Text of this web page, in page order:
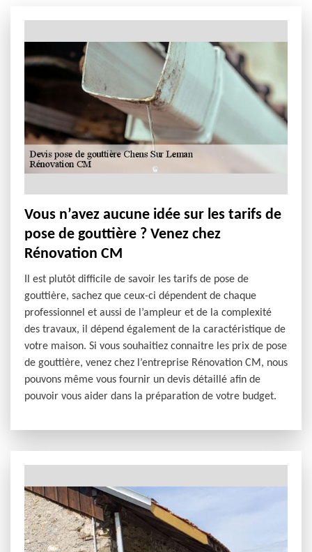
Vous n’avez aucune idée sur les tarifs de
pose de gouttière ? Venez chez
Rénovation CM
Il est plutôt difficile de savoir les tarifs de pose de
gouttière, sachez que ceux-ci dépendent de chaque
professionnel et aussi de l’ampleur et de la complexité
des travaux, il dépend également de la caractéristique de
votre maison. Si vous souhaitiez connaitre les prix de pose
de gouttière, venez chez l’entreprise Rénovation CM, nous
pouvons même vous fournir un devis détaillé afin de
pouvoir vous aider dans la préparation de votre budget.